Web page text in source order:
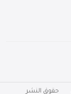
حقوق النشر